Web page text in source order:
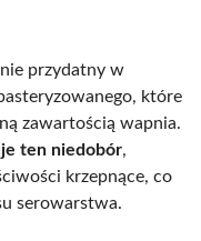
przydatny w
które
zawartością wapnia.
ten niedobór,
krzepnące, co
serowarstwa.